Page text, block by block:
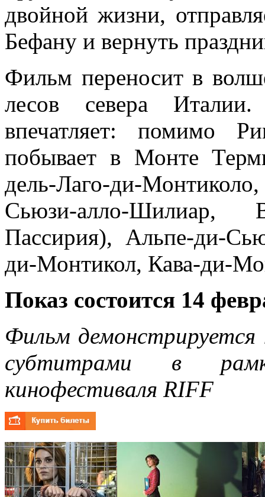
двойной жизни,
Бефану и вернуть
Фильм переносит в
лесов севера
впечатляет: помимо
побывает в Монте
дель-Лаго-ди-
Сьюзи-алло-
Пассирия), Альпе-ди-
ди-Монтикол, Кава-ди-
Показ состоится 14
Фильм демонстрируется
субтитрами в
кинофестиваля RIFF